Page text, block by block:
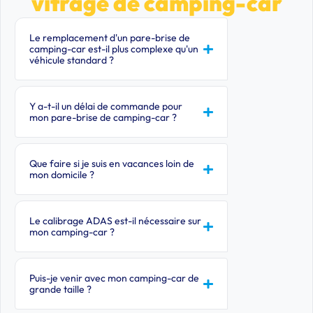
Fermé · Ouvre demain à 8h30 ★4,9
Prendre RDV
Le remplacement d'un pare-brise de
camping-car est-il plus complexe qu'un
véhicule standard ?
Y a-t-il un délai de commande pour
mon pare-brise de camping-car ?
Que faire si je suis en vacances loin de
mon domicile ?
Le calibrage ADAS est-il nécessaire sur
mon camping-car ?
Puis-je venir avec mon camping-car de
grande taille ?